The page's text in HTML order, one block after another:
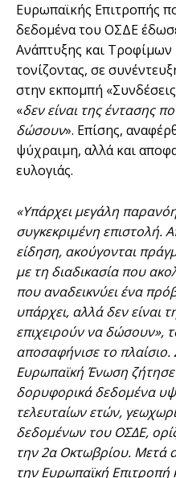
Ευρωπαϊκής Επιτροπής
δεδομένα του ΟΣΔΕ
Ανάπτυξης και
τονίζοντας, σε
στην εκπομπή
«δεν είναι της έντασης
δώσουν». Επίσης,
ψύχραιμη, αλλά και
ευλογιάς.
«Υπάρχει μεγάλη
συγκεκριμένη επιστολή.
είδηση, ακούγονται
με τη διαδικασία που
που αναδεικνύει ένα
υπάρχει, αλλά δεν είναι
επιχειρούν να δώσουν»,
αποσαφήνισε το πλαίσιο.
Ευρωπαϊκή Ένωση ζήτησε
δορυφορικά δεδομένα
τελευταίων ετών,
δεδομένων του ΟΣΔΕ,
την 2α Οκτωβρίου. Μετά
την Ευρωπαϊκή